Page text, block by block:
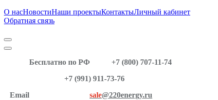
О насНовостиНаши проектыКонтактыЛичный кабинет
Обратная связь
Бесплатно по РФ
+7 (800) 707-11-74
+7 (991) 911-73-76
Email
sale@220energy.ru